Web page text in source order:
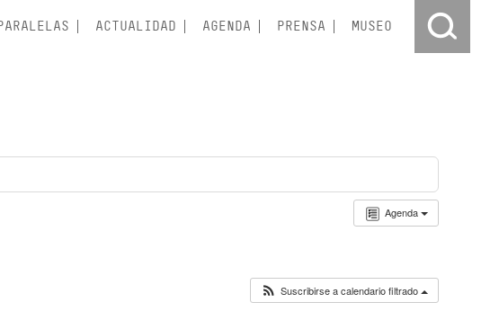
ACTUALIDAD AGENDA PRENSA MUSEO
Agenda
Suscribirse a calendario filtrado